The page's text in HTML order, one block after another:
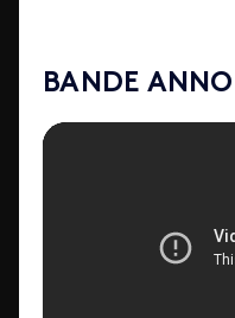
BANDE